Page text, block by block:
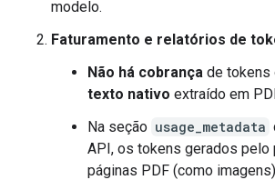
modelo.
Faturamento e relatórios de
Não há cobrança de tokens
texto nativo extraído em
Na seção usage_metadata
API, os tokens gerados
páginas PDF (como